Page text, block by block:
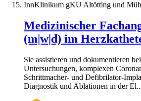
InnKlinikum gKU Altötting und
Medizinischer
(m|w|d) im
Sie assistieren und dokumentieren
Untersuchungen, komplexen
Schrittmacher- und Defibrilator-
Diagnostik und Ablationen in der